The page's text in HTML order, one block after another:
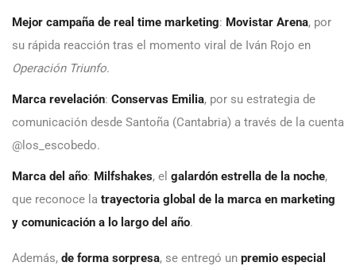
Mejor campaña de real time marketing: Movistar Arena, por
su rápida reacción tras el momento viral de Iván Rojo en
Operación Triunfo.
Marca revelación: Conservas Emilia, por su estrategia de
comunicación desde Santoña (Cantabria) a través de la cuenta
@los_escobedo.
Marca del año: Milfshakes, el galardón estrella de la noche,
que reconoce la trayectoria global de la marca en marketing
y comunicación a lo largo del año.
Además, de forma sorpresa, se entregó un premio especial